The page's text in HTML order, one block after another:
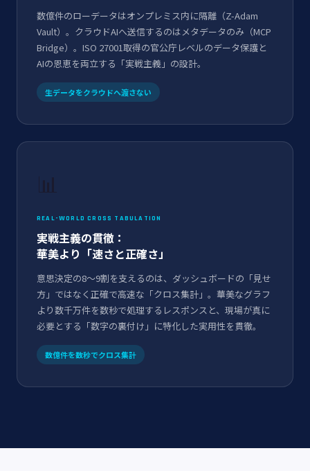
数億件のローデータはオンプレミス内に隔離（Z-Adam
Vault）。クラウドAIへ送信するのはメタデータのみ（MCP
Bridge）。ISO 27001取得の官公庁レベルのデータ保護と
AIの恩恵を両立する「実戦主義」の設計。
生データをクラウドへ渡さない
📊
REAL-WORLD CROSS TABULATION
実戦主義の貫徹：
華美より「速さと正確さ」
意思決定の8～9割を支えるのは、ダッシュボードの「見せ
方」ではなく正確で高速な「クロス集計」。華美なグラフ
より数千万件を数秒で処理するレスポンスと、現場が真に
必要とする「数字の裏付け」に特化した実用性を貫徹。
数億件を数秒でクロス集計